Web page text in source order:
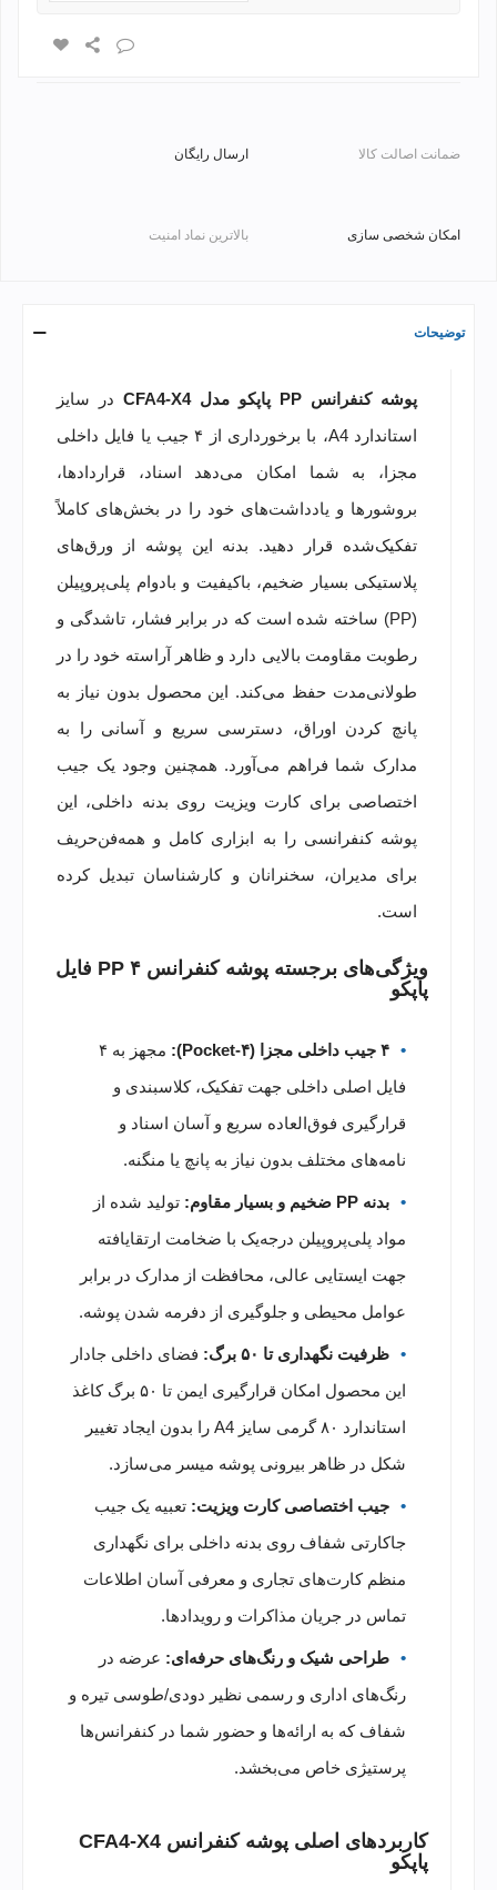
ضمانت اصالت کالا ارسال رایگان
امکان شخصی سازی بالاترین نماد امنیت
توضیحات
پوشه کنفرانس PP پاپکو مدل CFA4-X4
در سایز
استاندارد A4، با برخورداری از ۴ جیب یا فایل داخلی
مجزا، به شما امکان می‌دهد اسناد، قراردادها،
بروشورها و یادداشت‌های خود را در بخش‌های کاملاً
تفکیک‌شده قرار دهید. بدنه این پوشه از ورق‌های
پلاستیکی بسیار ضخیم، باکیفیت و بادوام پلی‌پروپیلن
(PP) ساخته شده است که در برابر فشار، تاشدگی و
رطوبت مقاومت بالایی دارد و ظاهر آراسته خود را در
طولانی‌مدت حفظ می‌کند. این محصول بدون نیاز به
پانچ کردن اوراق، دسترسی سریع و آسانی را به
مدارک شما فراهم می‌آورد. همچنین وجود یک جیب
اختصاصی برای کارت ویزیت روی بدنه داخلی، این
پوشه کنفرانسی را به ابزاری کامل و همه‌فن‌حریف
برای مدیران، سخنرانان و کارشناسان تبدیل کرده
است.
ویژگی‌های برجسته پوشه کنفرانس PP ۴ فایل
پاپکو
۴ جیب داخلی مجزا (۴-Pocket):
مجهز به ۴
فایل اصلی داخلی جهت تفکیک، کلاسبندی و
قرارگیری فوق‌العاده سریع و آسان اسناد و
نامه‌های مختلف بدون نیاز به پانچ یا منگنه.
بدنه PP ضخیم و بسیار مقاوم:
تولید شده از
مواد پلی‌پروپیلن درجه‌یک با ضخامت ارتقایافته
جهت ایستایی عالی، محافظت از مدارک در برابر
عوامل محیطی و جلوگیری از دفرمه شدن پوشه.
ظرفیت نگهداری تا ۵۰ برگ:
فضای داخلی جادار
این محصول امکان قرارگیری ایمن تا ۵۰ برگ کاغذ
استاندارد ۸۰ گرمی سایز A4 را بدون ایجاد تغییر
شکل در ظاهر بیرونی پوشه میسر می‌سازد.
جیب اختصاصی کارت ویزیت: تعبیه یک جیب
جاکارتی شفاف روی بدنه داخلی برای نگهداری
منظم کارت‌های تجاری و معرفی آسان اطلاعات
تماس در جریان مذاکرات و رویدادها.
طراحی شیک و رنگ‌های حرفه‌ای: عرضه در
رنگ‌های اداری و رسمی نظیر دودی/طوسی تیره و
شفاف که به ارائه‌ها و حضور شما در کنفرانس‌ها
پرستیژی خاص می‌بخشد.
کاربردهای اصلی پوشه کنفرانس CFA4-X4
پاپکو